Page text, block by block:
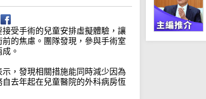
受手術的兒童安排虛擬體驗，讓
的焦慮。團隊發現，參與手術室
。
，發現相關措施能同時減少因為
去年起在兒童醫院的外科病房恆